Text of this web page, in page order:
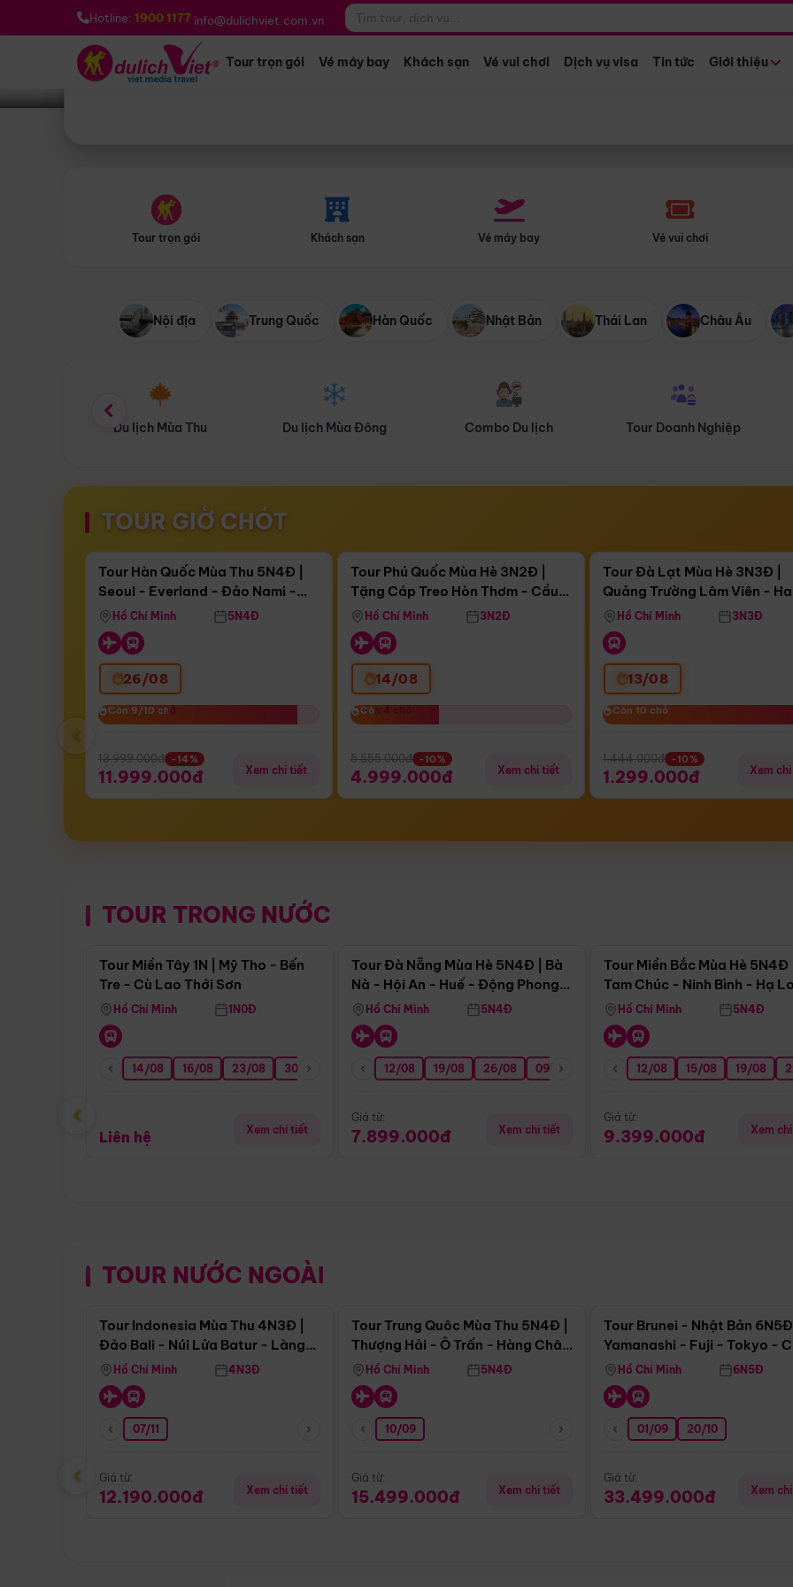
Hotline: 1900 1177 info@dulichviet.com.vn
Tour trọn gói Vé máy bay Khách sạn Vé vui chơi Dịch vụ visa Tin tức Giới thiệu
Bạn muốn đi đâu? *
Tour trọn gói Khách sạn Vé máy bay Vé vui chơi
Nội địa Trung Quốc Hàn Quốc Nhật Bản Thái Lan Châu Âu
Du lịch Mùa Đông Combo Du lịch Tour Doanh Nghiệp Du lịch Hành Hương
TOUR GIỜ CHÓT
Còn16 ngày 15:50:57
Bay Sun Phuquoc Airways
Điểm nổi bật
Tour Hàn Quốc Mùa Thu 5N4Đ |
Seoul - Everland - Đảo Nami -
Tháp Namsan (Bay Sun Phuquoc
Airways)
Hồ Chí Minh 5N4Đ
26/08
Còn 9/10 chỗ
Còn 9/10 chỗ
13.999.000đ -14%
11.999.000đ Xem chi tiết
Còn04 ngày 15:50:57
Tặng Cáp Treo Hòn Thơm
Tour Phú Quốc Mùa Hè 3N2Đ |
Tặng Cáp Treo Hòn Thơm - Cầu
Hôn - Công Viên Nước Aquatopia
Hồ Chí Minh 3N2Đ
14/08
Còn 4 chỗ
Còn 4 chỗ
5.555.000đ -10%
4.999.000đ Xem chi tiết
Còn03 ngày 15:50:57
Tour Đà Lạt Mùa Hè 3N3Đ |
Quảng Trường Lâm Viên -
Hill - Puppy Farm
Hồ Chí Minh 3N3Đ
13/08
Còn 10 chỗ
Còn 10 chỗ
1.444.000đ -10%
1.299.000đ Xem
‹
TOUR TRONG NƯỚC
Điểm nổi bật
Tour Miền Tây 1N | Mỹ Tho - Bến
Tre - Cù Lao Thới Sơn
Hồ Chí Minh 1N0Đ
14/08 16/08 23/08 30/08 06/09 13/09 20/09 27/09
Liên hệ Xem chi tiết
Tour Đà Nẵng Mùa Hè 5N4Đ | Bà
Nà - Hội An - Huế - Động Phong
NhaHồ Chí Minh 5N4Đ
12/08 19/08 26/08 09/09 16/09 23/09 30/09 07/10
Giá từ:
7.899.000đ Xem chi tiết
Tour Miền Bắc Mùa Hè 5N4Đ |
Tam Chúc - Ninh Bình - Hạ
Hồ Chí Minh 5N4Đ
12/08 15/08 19/08
Giá từ:
9.399.000đ Xem
‹
TOUR NƯỚC NGOÀI
Điểm nổi bật
Tour Indonesia Mùa Thu 4N3Đ |
Đảo Bali - Núi Lửa Batur - Làng
Penglipuran
Hồ Chí Minh 4N3Đ
07/11
Giá từ:
12.190.000đ Xem chi tiết
Tour Trung Quôc Mùa Thu 5N4Đ |
Thượng Hải - Ô Trấn - Hàng Châu
(Tour Không Shopping)
Hồ Chí Minh 5N4Đ
10/09
Giá từ:
15.499.000đ Xem chi tiết
Tour Brunei - Nhật Bản 6N5Đ |
Yamanashi - Fuji - Tokyo -
- Freeday
Hồ Chí Minh 6N5Đ
01/09 20/10
Giá từ:
33.499.000đ Xem
‹